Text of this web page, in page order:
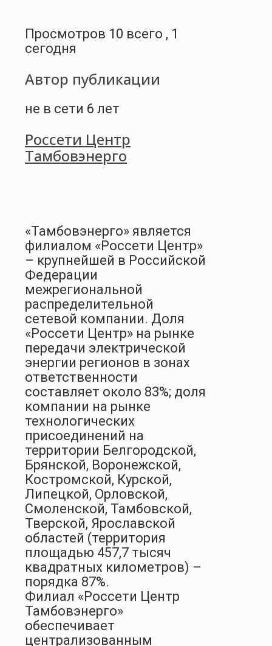
Просмотров 10 всего , 1
сегодня
Автор публикации
не в сети 6 лет
Россети Центр
Тамбовэнерго
«Тамбовэнерго» является
филиалом «Россети Центр»
– крупнейшей в Российской
Федерации
межрегиональной
распределительной
сетевой компании. Доля
«Россети Центр» на рынке
передачи электрической
энергии регионов в зонах
ответственности
составляет около 83%; доля
компании на рынке
технологических
присоединений на
территории Белгородской,
Брянской, Воронежской,
Костромской, Курской,
Липецкой, Орловской,
Смоленской, Тамбовской,
Тверской, Ярославской
областей (территория
площадью 457,7 тысяч
квадратных километров) –
порядка 87%.
Филиал «Россети Центр
Тамбовэнерго»
обеспечивает
централизованным